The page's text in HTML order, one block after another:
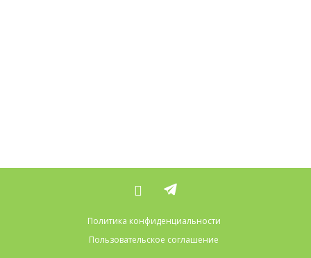
Политика конфиденциальности
Пользовательское соглашение